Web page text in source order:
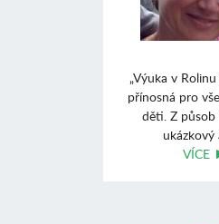
„Výuka v
přínosná pro
děti. Z působ
ukázkový
VÍCE